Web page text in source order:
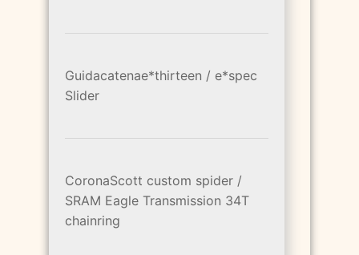
Guidacatenae*thirteen / e*spec
Slider
CoronaScott custom spider /
SRAM Eagle Transmission 34T
chainring